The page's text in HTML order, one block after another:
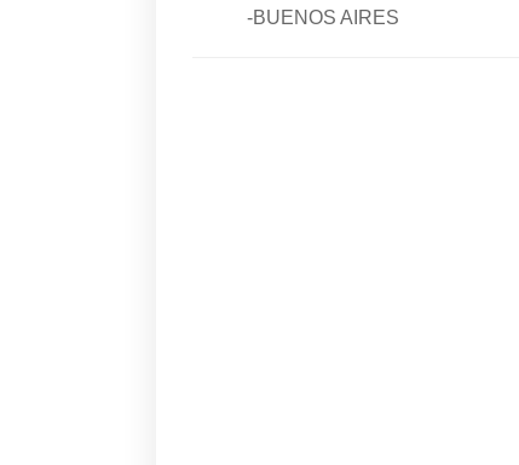
-BUENOS AIRES